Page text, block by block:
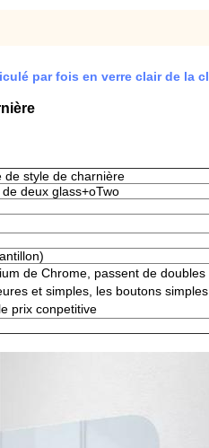
par fois en verre clair de la
de style de charnière
deux glass+oTwo
de Chrome, passent de
et simples, les boutons
prix conpetitive